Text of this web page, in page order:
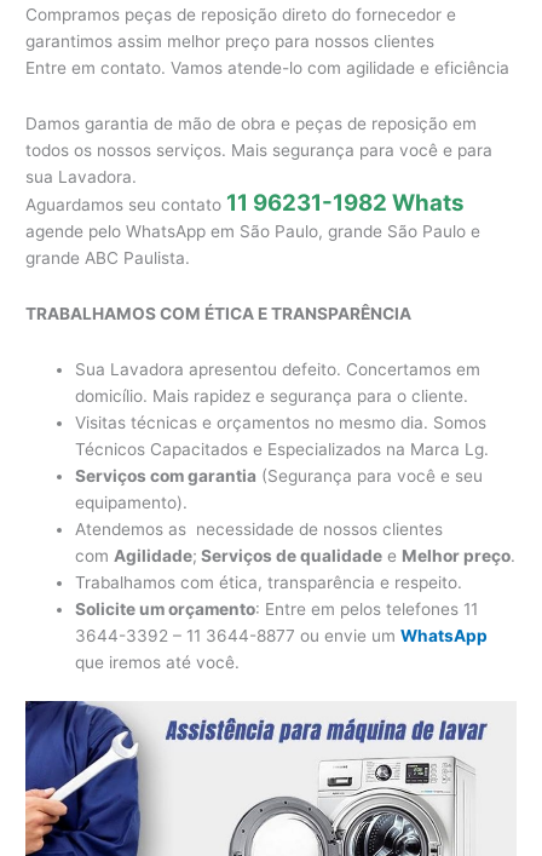
Compramos peças de reposição direto do fornecedor e
garantimos assim melhor preço para nossos clientes
Entre em contato. Vamos atende-lo com agilidade e eficiência
Damos garantia de mão de obra e peças de reposição em
todos os nossos serviços. Mais segurança para você e para
sua Lavadora.
Aguardamos seu contato 11 96231-1982 Whats
agende pelo WhatsApp em São Paulo, grande São Paulo e
grande ABC Paulista.
TRABALHAMOS COM ÉTICA E TRANSPARÊNCIA
Sua Lavadora apresentou defeito. Concertamos em
domicílio. Mais rapidez e segurança para o cliente.
Visitas técnicas e orçamentos no mesmo dia. Somos
Técnicos Capacitados e Especializados na Marca Lg.
Serviços com garantia (Segurança para você e seu
equipamento).
Atendemos as necessidade de nossos clientes
comAgilidade; Serviços de qualidade e Melhor preço.
Trabalhamos com ética, transparência e respeito.
Solicite um orçamento: Entre em pelos telefones 11
3644-3392 – 11 3644-8877 ou envie umWhatsApp
que iremos até você.